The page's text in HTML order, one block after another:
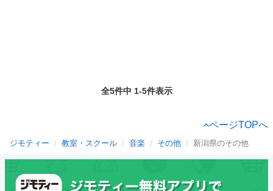
全5件中 1-5件表示
ページTOPへ
ジモティー 教室・スクール 音楽 その他 新潟県のその他